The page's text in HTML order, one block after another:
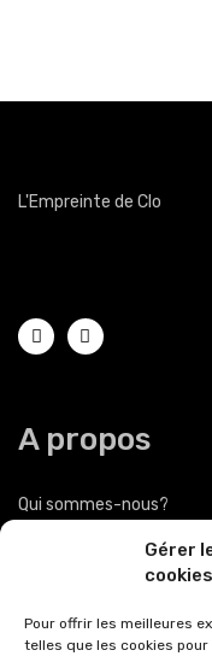
Gérer
cookies
Pour offrir les meilleures
telles que les cookies
L'Empreinte de Clo
A propos
Qui sommes-nous?
Nous localiser